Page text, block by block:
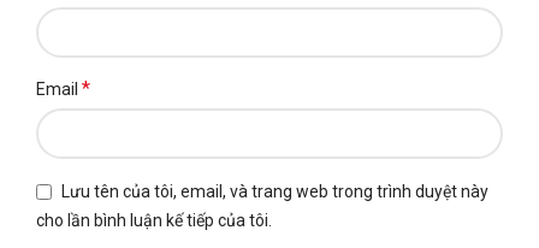
Email *
Lưu tên của tôi, email, và trang web trong trình duyệt này
cho lần bình luận kế tiếp của tôi.